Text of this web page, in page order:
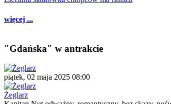
więcej ...
"Gdańska" w antrakcie
piątek, 02 maja 2025 08:00
Żeglarz